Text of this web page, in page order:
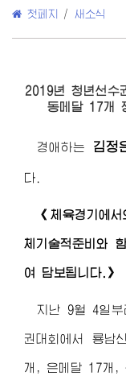
첫페지 / 새소식
2019년 청년선수
동메달 17개
경애하는 김정
다.
《체육경기에
체기술적준비와
여 담보됩니다.》
지난 9월 4일
권대회에서 룡남
개, 은메달 17개,